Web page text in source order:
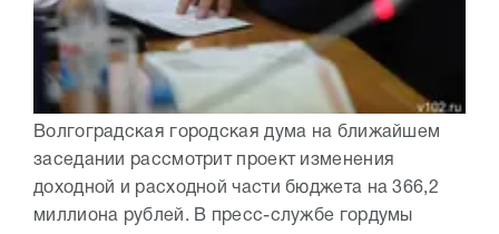
Волгоградская городская дума на ближайшем
заседании рассмотрит проект изменения
доходной и расходной части бюджета на 366,2
миллиона рублей. В пресс-службе гордумы